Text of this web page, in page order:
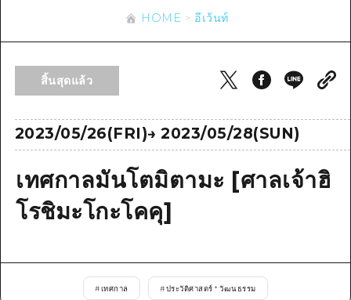
การปั่นจักรยาน
สถานบันเทิงยามค่ำคืน
มรดกโลก
ประสบการณ์ / ในการเรียนรู้
มาตรฐาน
การรักษา
บริเวณรอบเมืองฮิโรชิม่า
อากิ
บิงโก
เกโฮค
บริเวณรอบๆ มิยาจิมะ
ยามากุจิตะวันออก
อากิ
บริเวณรอบๆ มิยาจิมะ
ยามากุจิตะวันออก
จังหวัดเอฮิเมะ
ข้อมูลตามฤดูกาล
รายการ
เข้าถึงเข้าถึง
สรุปการจราจรรอง
ความแออัดของสิ่งอำนวยความสะดวก
ตั๋วเที่ยวคุ้มค่าตั๋วเที่ยวคุ้มค่า
ฮิโรชิมะโอโมะเตะนะชิ
HOME
อีเว้นท์
HOME อีเว้นท์
สิ้นสุดแล้ว
2023/05/26(FRI)→2023/05/28(SUN)
เทศกาลมันโตมิตามะ [ศาลเจ้าฮิ
โรชิมะโกะโคคุ]
#เทศกาล #ประวัติศาสตร์ * วัฒนธรรม